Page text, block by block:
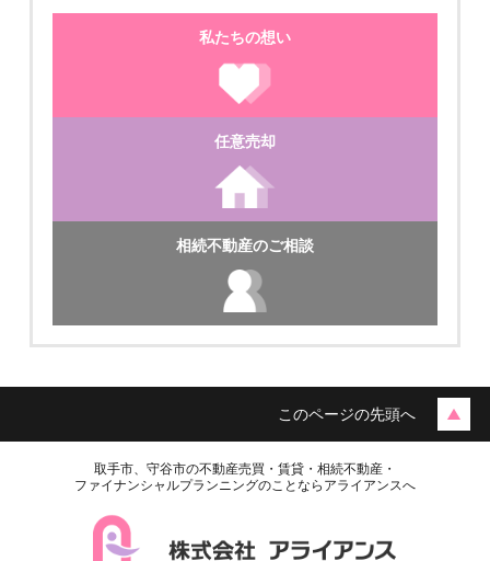
私たちの想い
任意売却
相続不動産のご相談
このページの先頭へ
取手市、守谷市の不動産売買・賃貸・相続不動産・
ファイナンシャルプランニングのことならアライアンスへ